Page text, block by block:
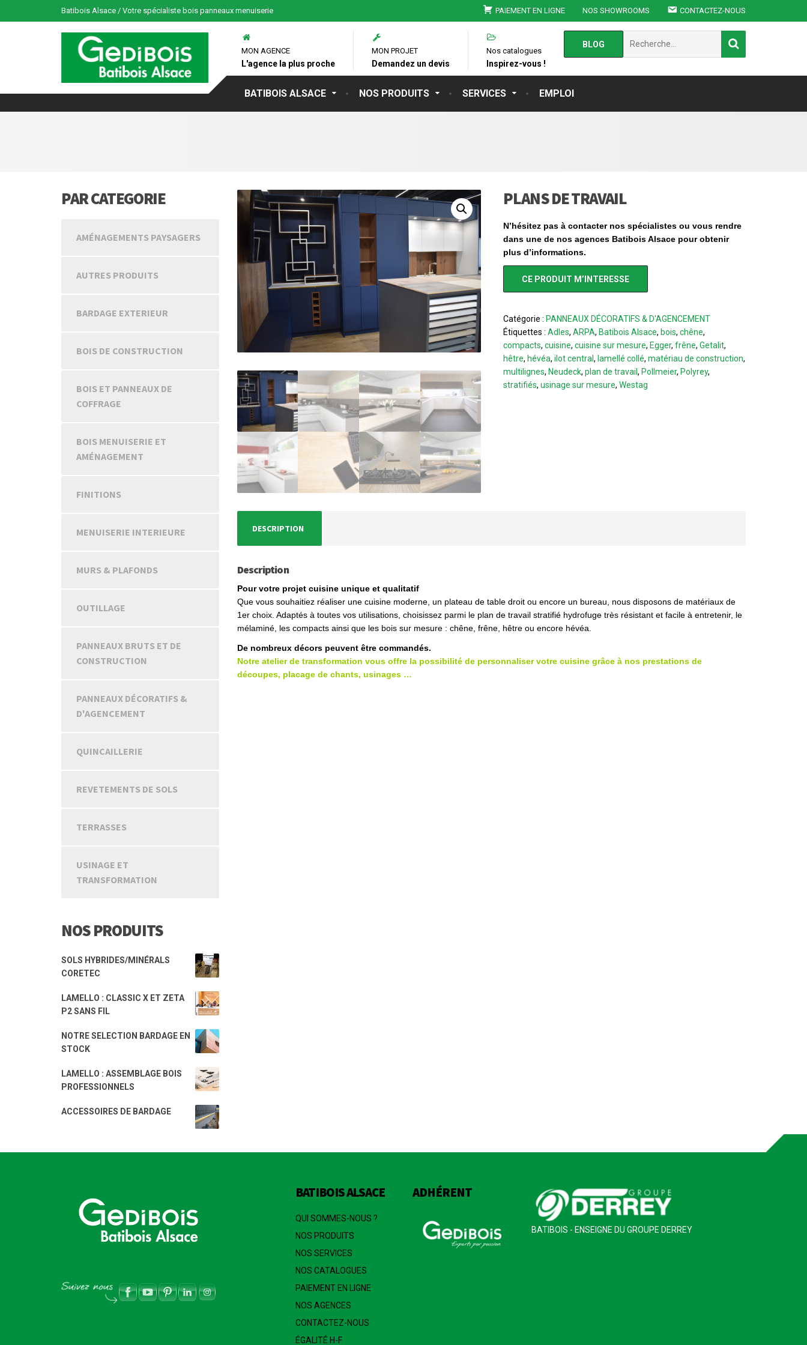
Batibois Alsace / Votre spécialiste bois panneaux menuiserie PAIEMENT EN LIGNE NOS SHOWROOMS CONTACTEZ-NOUS
BATIBOIS ALSACE NOS PRODUITS SERVICES EMPLOI
MON AGENCE
L'agence la plus proche
MON PROJET
Demandez un devis
Nos catalogues
Inspirez-vous !
BLOG
PLANS DE TRAVAIL
N’hésitez pas à contacter nos spécialistes ou vous rendre
dans une de nos agences Batibois Alsace pour obtenir
plus d’informations.
CE PRODUIT M’INTERESSE
Catégorie : PANNEAUX DÉCORATIFS & D'AGENCEMENT
Étiquettes :Adles,ARPA, Batibois Alsace, bois,chêne,
compacts,cuisine,cuisine sur mesure, Egger,frêne,Getalit,
hêtre, hévéa,ilot central, lamellé collé,matériau de construction,
multilignes, Neudeck,plan de travail, Pollmeier, Polyrey,
stratifiés,usinage sur mesure,Westag
DESCRIPTION
Description
Pour votre projet cuisine unique et qualitatif
Que vous souhaitiez réaliser une cuisine moderne, un plateau de table droit ou encore un bureau, nous disposons de matériaux de
1er choix. Adaptés à toutes vos utilisations, choisissez parmi le plan de travail stratifié hydrofuge très résistant et facile à entretenir, le
mélaminé, les compacts ainsi que les bois sur mesure : chêne, frêne, hêtre ou encore hévéa.
De nombreux décors peuvent être commandés.
Notre atelier de transformation vous offre la possibilité de personnaliser votre cuisine grâce à nos prestations de
découpes, placage de chants, usinages …
PAR CATEGORIE
AMÉNAGEMENTS PAYSAGERS
AUTRES PRODUITS
BARDAGE EXTERIEUR
BOIS DE CONSTRUCTION
BOIS ET PANNEAUX DE
COFFRAGE
BOIS MENUISERIE ET
AMÉNAGEMENT
FINITIONS
MENUISERIE INTERIEURE
MURS & PLAFONDS
OUTILLAGE
PANNEAUX BRUTS ET DE
CONSTRUCTION
PANNEAUX DÉCORATIFS &
D'AGENCEMENT
QUINCAILLERIE
REVETEMENTS DE SOLS
TERRASSES
USINAGE ET
TRANSFORMATION
NOS PRODUITS
SOLS HYBRIDES/MINÉRALS
CORETEC
LAMELLO : CLASSIC X ET ZETA
P2 SANS FIL
NOTRE SELECTION BARDAGE EN
STOCK
LAMELLO : ASSEMBLAGE BOIS
PROFESSIONNELS
ACCESSOIRES DE BARDAGE
BATIBOIS ALSACE
QUI SOMMES-NOUS ?
NOS PRODUITS
NOS SERVICES
NOS CATALOGUES
PAIEMENT EN LIGNE
NOS AGENCES
CONTACTEZ-NOUS
ÉGALITÉ H-F
ADHÉRENT
BATIBOIS - ENSEIGNE DU GROUPE DERREY